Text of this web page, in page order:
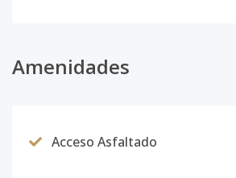
Amenidades
Acceso Asfaltado